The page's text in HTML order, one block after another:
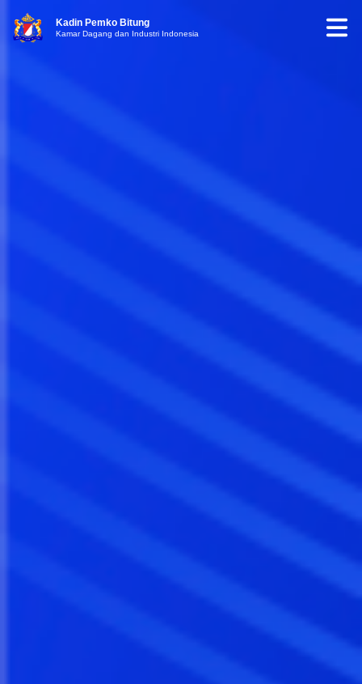
Kadin Pemko Bitung
Kamar Dagang dan Industri Indonesia